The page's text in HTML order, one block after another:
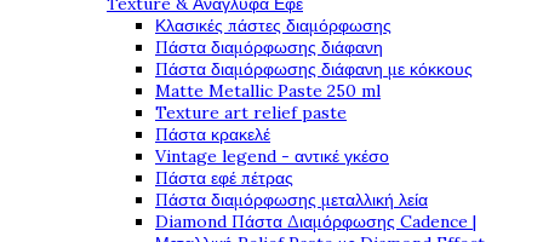
Κλασικές πάστες διαμόρφωσης
Πάστα διαμόρφωσης διάφανη
Πάστα διαμόρφωσης διάφανη με κόκκους
Matte Metallic Paste 250 ml
Texture art relief paste
Πάστα κρακελέ
Vintage legend - αντικέ γκέσο
Πάστα εφέ πέτρας
Πάστα διαμόρφωσης μεταλλική λεία
Diamond Πάστα Διαμόρφωσης Cadence |